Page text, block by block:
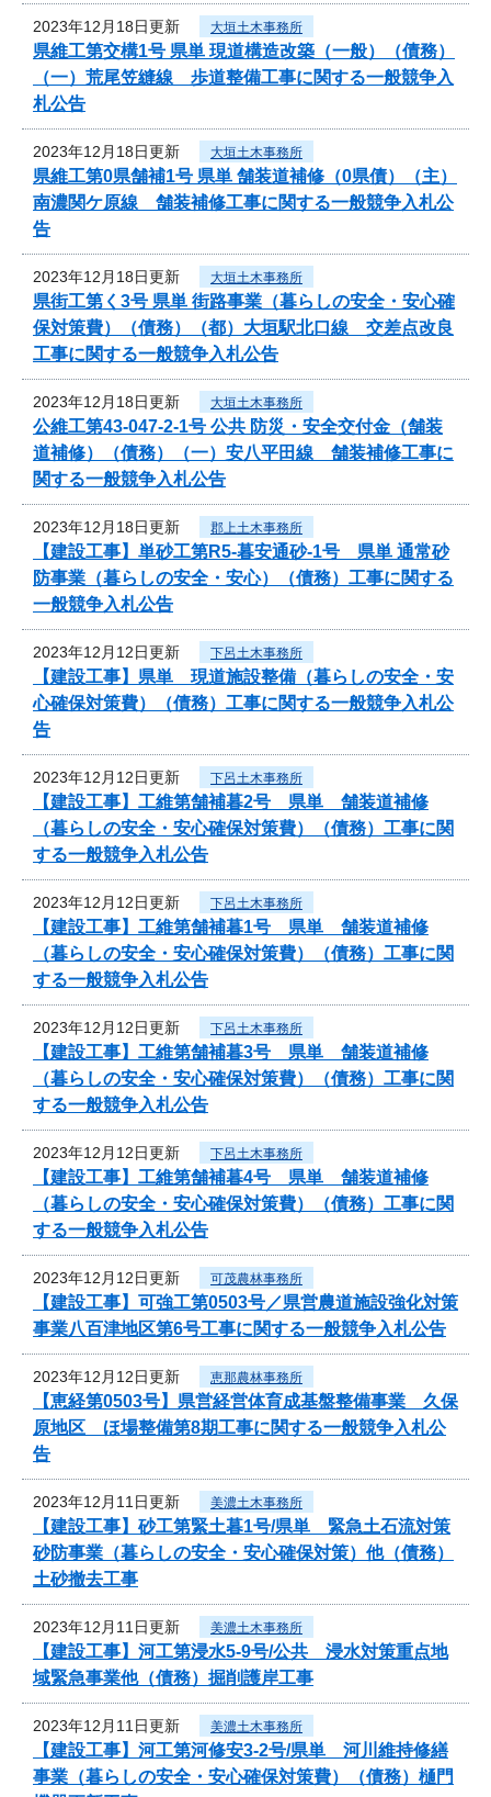
2023年12月18日更新 大垣土木事務所
県維工第交構1号 県単 現道構造改築（一般）（債務）
（一）荒尾笠縫線 歩道整備工事に関する一般競争入
札公告
2023年12月18日更新 大垣土木事務所
県維工第0県舗補1号 県単 舗装道補修（0県債）（主）
南濃関ケ原線 舗装補修工事に関する一般競争入札公
告
2023年12月18日更新 大垣土木事務所
県街工第く3号 県単 街路事業（暮らしの安全・安心確
保対策費）（債務）（都）大垣駅北口線 交差点改良
工事に関する一般競争入札公告
2023年12月18日更新 大垣土木事務所
公維工第43-047-2-1号 公共 防災・安全交付金（舗装
道補修）（債務）（一）安八平田線 舗装補修工事に
関する一般競争入札公告
2023年12月18日更新 郡上土木事務所
【建設工事】単砂工第R5-暮安通砂-1号 県単 通常砂
防事業（暮らしの安全・安心）（債務）工事に関する
一般競争入札公告
2023年12月12日更新 下呂土木事務所
【建設工事】県単 現道施設整備（暮らしの安全・安
心確保対策費）（債務）工事に関する一般競争入札公
告
2023年12月12日更新 下呂土木事務所
【建設工事】工維第舗補暮2号 県単 舗装道補修
（暮らしの安全・安心確保対策費）（債務）工事に関
する一般競争入札公告
2023年12月12日更新 下呂土木事務所
【建設工事】工維第舗補暮1号 県単 舗装道補修
（暮らしの安全・安心確保対策費）（債務）工事に関
する一般競争入札公告
2023年12月12日更新 下呂土木事務所
【建設工事】工維第舗補暮3号 県単 舗装道補修
（暮らしの安全・安心確保対策費）（債務）工事に関
する一般競争入札公告
2023年12月12日更新 下呂土木事務所
【建設工事】工維第舗補暮4号 県単 舗装道補修
（暮らしの安全・安心確保対策費）（債務）工事に関
する一般競争入札公告
2023年12月12日更新 可茂農林事務所
【建設工事】可強工第0503号／県営農道施設強化対策
事業八百津地区第6号工事に関する一般競争入札公告
2023年12月12日更新 恵那農林事務所
【恵経第0503号】県営経営体育成基盤整備事業 久保
原地区 ほ場整備第8期工事に関する一般競争入札公
告
2023年12月11日更新 美濃土木事務所
【建設工事】砂工第緊土暮1号/県単 緊急土石流対策
砂防事業（暮らしの安全・安心確保対策）他（債務）
土砂撤去工事
2023年12月11日更新 美濃土木事務所
【建設工事】河工第浸水5-9号/公共 浸水対策重点地
域緊急事業他（債務）掘削護岸工事
2023年12月11日更新 美濃土木事務所
【建設工事】河工第河修安3-2号/県単 河川維持修繕
事業（暮らしの安全・安心確保対策費）（債務）樋門